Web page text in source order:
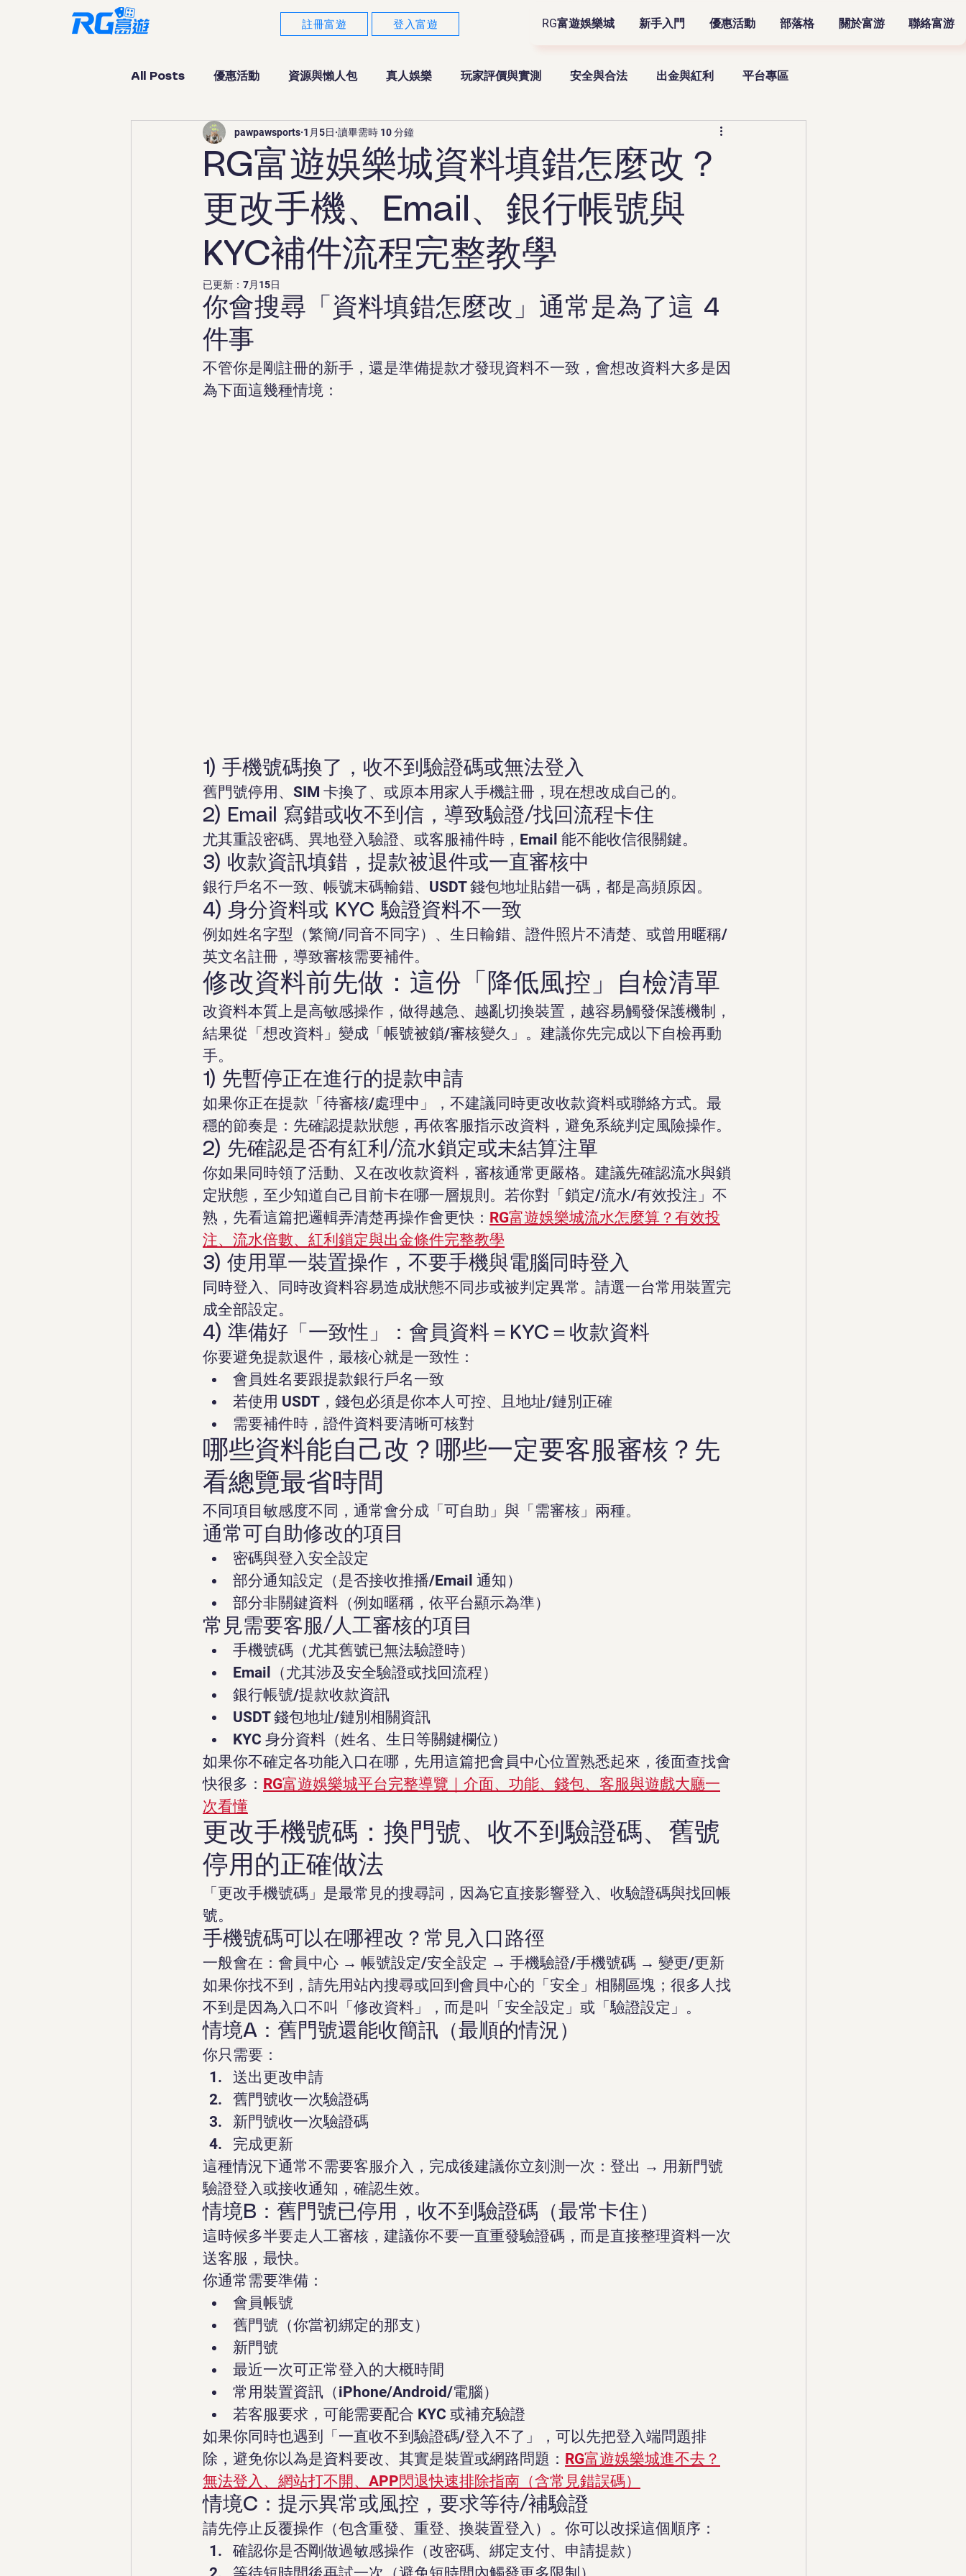
註冊富遊 登入富遊 RG富遊娛樂城 新手入門 優惠活動 部落格 關於富游 聯絡富游
All Posts 優惠活動 資源與懶人包 真人娛樂 玩家評價與實測 安全與合法 出金與紅利 平台專區
老虎機專區 娛樂城科技 註冊與APP教學
體育投注
RG富遊娛樂城資料填錯怎麼改？
更改手機、Email、銀行帳號與
KYC補件流程完整教學
pawpawsports 1月5日 讀畢需時 10 分鐘
已更新： 7月15日
你會搜尋「資料填錯怎麼改」通常是為了這 4
件事
不管你是剛註冊的新手，還是準備提款才發現資料不一致，會想改資料大多是因
為下面這幾種情境：
1) 手機號碼換了，收不到驗證碼或無法登入
舊門號停用、SIM 卡換了、或原本用家人手機註冊，現在想改成自己的。
2) Email 寫錯或收不到信，導致驗證/找回流程卡住
尤其重設密碼、異地登入驗證、或客服補件時，Email 能不能收信很關鍵。
3) 收款資訊填錯，提款被退件或一直審核中
銀行戶名不一致、帳號末碼輸錯、USDT 錢包地址貼錯一碼，都是高頻原因。
4) 身分資料或 KYC 驗證資料不一致
例如姓名字型（繁簡/同音不同字）、生日輸錯、證件照片不清楚、或曾用暱稱/
英文名註冊，導致審核需要補件。
修改資料前先做：這份「降低風控」自檢清單
改資料本質上是高敏感操作，做得越急、越亂切換裝置，越容易觸發保護機制，
結果從「想改資料」變成「帳號被鎖/審核變久」。建議你先完成以下自檢再動
手。
1) 先暫停正在進行的提款申請
如果你正在提款「待審核/處理中」，不建議同時更改收款資料或聯絡方式。最
穩的節奏是：先確認提款狀態，再依客服指示改資料，避免系統判定風險操作。
2) 先確認是否有紅利/流水鎖定或未結算注單
你如果同時領了活動、又在改收款資料，審核通常更嚴格。建議先確認流水與鎖
定狀態，至少知道自己目前卡在哪一層規則。若你對「鎖定/流水/有效投注」不
熟，先看這篇把邏輯弄清楚再操作會更快： RG富遊娛樂城流水怎麼算？有效投
注、流水倍數、紅利鎖定與出金條件完整教學
3) 使用單一裝置操作，不要手機與電腦同時登入
同時登入、同時改資料容易造成狀態不同步或被判定異常。請選一台常用裝置完
成全部設定。
4) 準備好「一致性」：會員資料＝KYC＝收款資料
你要避免提款退件，最核心就是一致性：
會員姓名要跟提款銀行戶名一致
若使用 USDT，錢包必須是你本人可控、且地址/鏈別正確
需要補件時，證件資料要清晰可核對
哪些資料能自己改？哪些一定要客服審核？先
看總覽最省時間
不同項目敏感度不同，通常會分成「可自助」與「需審核」兩種。
通常可自助修改的項目
密碼與登入安全設定
部分通知設定（是否接收推播/Email 通知）
部分非關鍵資料（例如暱稱，依平台顯示為準）
常見需要客服/人工審核的項目
手機號碼（尤其舊號已無法驗證時）
Email（尤其涉及安全驗證或找回流程）
銀行帳號/提款收款資訊
USDT 錢包地址/鏈別相關資訊
KYC 身分資料（姓名、生日等關鍵欄位）
如果你不確定各功能入口在哪，先用這篇把會員中心位置熟悉起來，後面查找會
快很多： RG富遊娛樂城平台完整導覽｜介面、功能、錢包、客服與遊戲大廳一
次看懂
更改手機號碼：換門號、收不到驗證碼、舊號
停用的正確做法
「更改手機號碼」是最常見的搜尋詞，因為它直接影響登入、收驗證碼與找回帳
號。
手機號碼可以在哪裡改？常見入口路徑
一般會在：會員中心 → 帳號設定/安全設定 → 手機驗證/手機號碼 → 變更/更新
如果你找不到，請先用站內搜尋或回到會員中心的「安全」相關區塊；很多人找
不到是因為入口不叫「修改資料」，而是叫「安全設定」或「驗證設定」。
情境A：舊門號還能收簡訊（最順的情況）
你只需要：
送出更改申請
舊門號收一次驗證碼
新門號收一次驗證碼
完成更新
這種情況下通常不需要客服介入，完成後建議你立刻測一次：登出 → 用新門號
驗證登入或接收通知，確認生效。
情境B：舊門號已停用，收不到驗證碼（最常卡住）
這時候多半要走人工審核，建議你不要一直重發驗證碼，而是直接整理資料一次
送客服，最快。
你通常需要準備：
會員帳號
舊門號（你當初綁定的那支）
新門號
最近一次可正常登入的大概時間
常用裝置資訊（iPhone/Android/電腦）
若客服要求，可能需要配合 KYC 或補充驗證
如果你同時也遇到「一直收不到驗證碼/登入不了」，可以先把登入端問題排
除，避免你以為是資料要改、其實是裝置或網路問題： RG富遊娛樂城進不去？
無法登入、網站打不開、APP閃退快速排除指南（含常見錯誤碼）
情境C：提示異常或風控，要求等待/補驗證
請先停止反覆操作（包含重發、重登、換裝置登入）。你可以改採這個順序：
確認你是否剛做過敏感操作（改密碼、綁定支付、申請提款）